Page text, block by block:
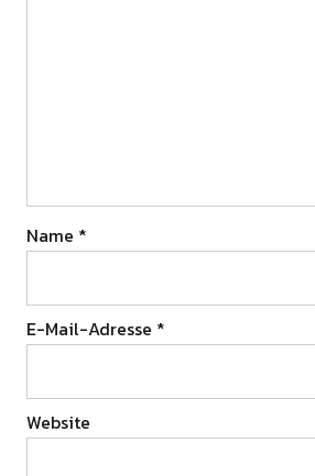
Name *
E-Mail-Adresse *
Website